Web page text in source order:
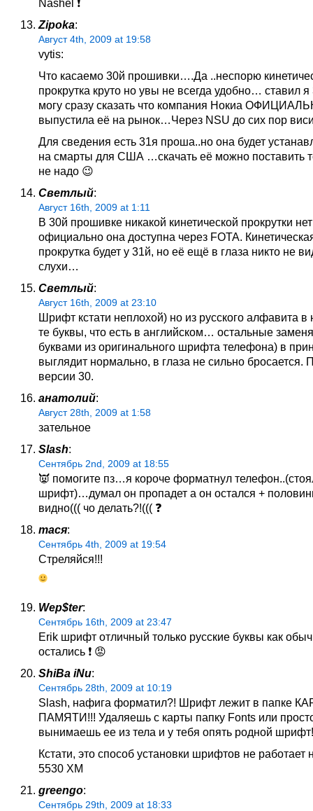
Nashel ❗
Zipoka:
Август 4th, 2009 at 19:58
vytis:
Что касаемо 30й прошивки….Да ..неспорю
прокрутка круто но увы не всегда удобно… ставил
могу сразу сказать что компания Нокиа
выпустила её на рынок…Через NSU до сих пор
Для сведения есть 31я проша..но она будет
на смарты для США …скачать её можно поставить
не надо 😉
Светлый:
Август 16th, 2009 at 1:11
В 30й прошивке никакой кинетической прокрутки
официально она доступна через FOTA.
прокрутка будет у 31й, но её ещё в глаза никто не
слухи…
Светлый:
Август 16th, 2009 at 23:10
Шрифт кстати неплохой) но из русского алфавита в
те буквы, что есть в английском… остальные
буквами из оригинального шрифта телефона) в
выглядит нормально, в глаза не сильно бросается.
версии 30.
анатолий:
Август 28th, 2009 at 1:58
зательное
Slash:
Сентябрь 2nd, 2009 at 18:55
👿 помогите пз…я короче форматнул
шрифт)…думал он пропадет а он остался +
видно((( чо делать?!((( ❓
тася:
Сентябрь 4th, 2009 at 19:54
Стреляйся!!!
Wep$ter:
Сентябрь 16th, 2009 at 23:47
Erik шрифт отличный только русские буквы как
остались ❗ 😡
ShiBa iNu:
Сентябрь 28th, 2009 at 10:19
Slash, нафига форматил?! Шрифт лежит в папке
ПАМЯТИ!!! Удаляешь с карты папку Fonts или
вынимаешь ее из тела и у тебя опять родной шрифт!
Кстати, это способ установки шрифтов не работает
5530 XM
greengo:
Сентябрь 29th, 2009 at 18:33